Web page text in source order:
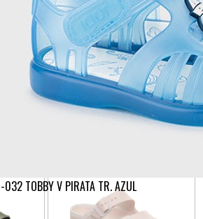
TOBBY V PIRATA TR. AZUL
1024691
Cena:
55,00 €
V košarico